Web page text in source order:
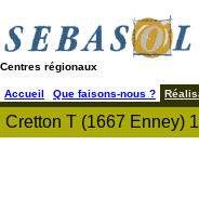
Centres régionaux
Accueil Que faisons-nous ?
Cretton T (1667 Enney)